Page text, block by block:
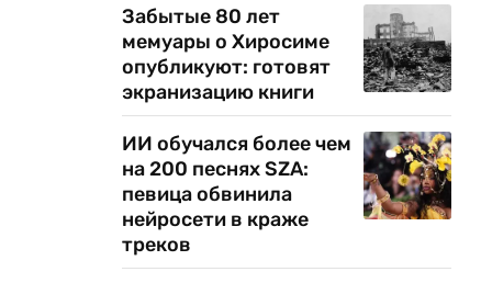
Забытые 80 лет
мемуары о Хиросиме
опубликуют: готовят
экранизацию книги
ИИ обучался более чем
на 200 песнях SZA:
певица обвинила
нейросети в краже
треков